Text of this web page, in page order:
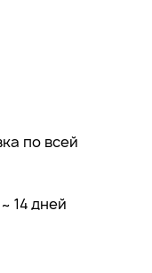
по всей
14 дней